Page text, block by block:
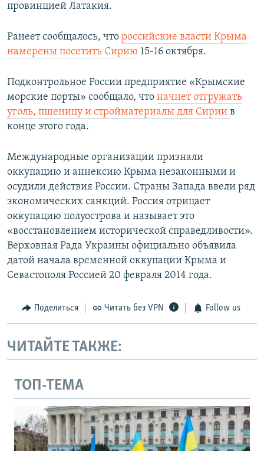
провинцией Латакия.
Ранеет сообщалось, что российские власти Крыма
намерены посетить Сирию 15-16 октября.
Подконтрольное России предприятие «Крымские
морские порты» сообщало, что начнет отгружать
уголь, пшеницу и стройматериалы для Сирии в
конце этого года.
Международные организации признали
оккупацию и аннексию Крыма незаконными и
осудили действия России. Страны Запада ввели ряд
экономических санкций. Россия отрицает
оккупацию полуострова и называет это
«восстановлением исторической справедливости».
Верховная Рада Украины официально объявила
датой начала временной оккупации Крыма и
Севастополя Россией 20 февраля 2014 года.
Поделиться Читать без VPN Follow us
ЧИТАЙТЕ ТАКЖЕ:
ТОП-ТЕМА